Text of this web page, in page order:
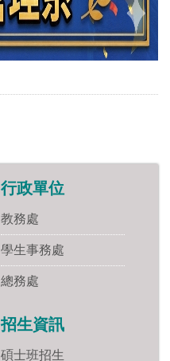
行政單位
教務處
學生事務處
總務處
招生資訊
碩士班招生